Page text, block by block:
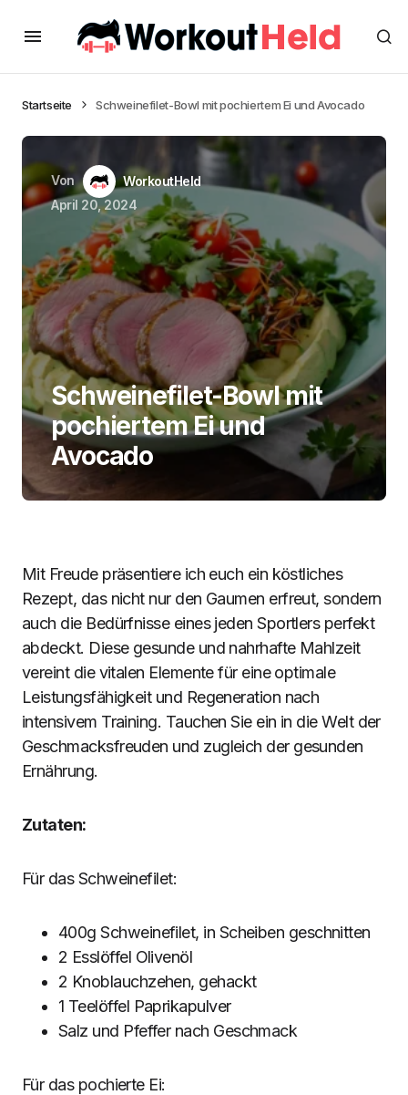
Startseite Schweinefilet-Bowl mit pochiertem Ei und Avocado
Von
WorkoutHeld
April 20, 2024
Schweinefilet-Bowl mit
pochiertem Ei und
Avocado
Mit Freude präsentiere ich euch ein köstliches
Rezept, das nicht nur den Gaumen erfreut, sondern
auch die Bedürfnisse eines jeden Sportlers perfekt
abdeckt. Diese gesunde und nahrhafte Mahlzeit
vereint die vitalen Elemente für eine optimale
Leistungsfähigkeit und Regeneration nach
intensivem Training. Tauchen Sie ein in die Welt der
Geschmacksfreuden und zugleich der gesunden
Ernährung.
Zutaten:
Für das Schweinefilet:
400g Schweinefilet, in Scheiben geschnitten
2 Esslöffel Olivenöl
2 Knoblauchzehen, gehackt
1 Teelöffel Paprikapulver
Salz und Pfeffer nach Geschmack
Für das pochierte Ei: